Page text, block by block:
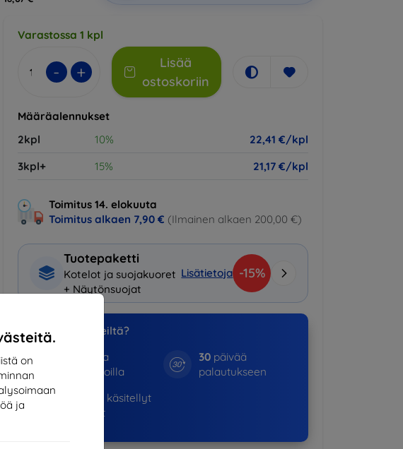
on
ja
Varastossa 1 kpl
- +
Lisää
ostoskoriin
Määräalennukset
2kpl
10%
22,41 €/kpl
3kpl+
15% 21,17 €/kpl
Toimitus 14. elokuuta
Toimitus alkaen 7,90 € (Ilmainen alkaen 200,00 €)
Tuotepaketti
Kotelot ja suojakuoret
+ Näytönsuojat
Lisätietoja -15%
Miksi ostaa meiltä?
vuotta
markkinoilla
30päivää
palautukseen
käsitellyt
tilaukset